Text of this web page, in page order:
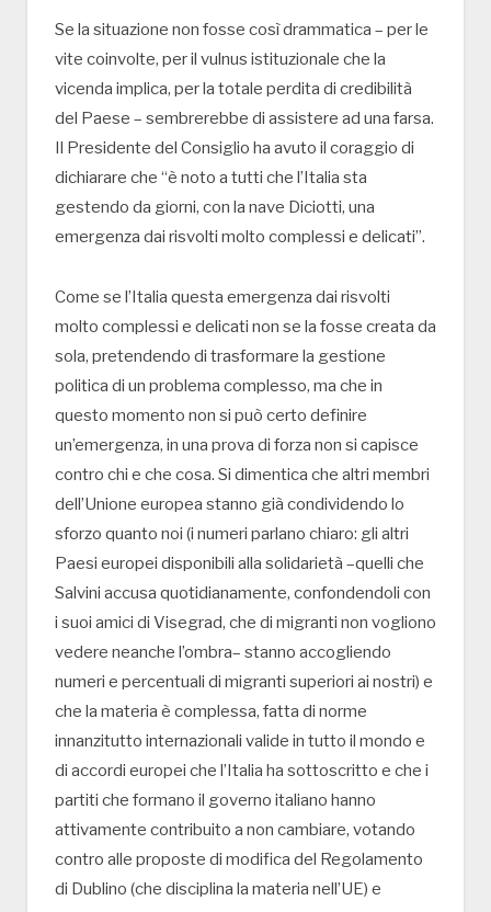
Se la situazione non fosse così drammatica – per le
vite coinvolte, per il vulnus istituzionale che la
vicenda implica, per la totale perdita di credibilità
del Paese – sembrerebbe di assistere ad una farsa.
Il Presidente del Consiglio ha avuto il coraggio di
dichiarare che “è noto a tutti che l’Italia sta
gestendo da giorni, con la nave Diciotti, una
emergenza dai risvolti molto complessi e delicati”.
Come se l’Italia questa emergenza dai risvolti
molto complessi e delicati non se la fosse creata da
sola, pretendendo di trasformare la gestione
politica di un problema complesso, ma che in
questo momento non si può certo definire
un’emergenza, in una prova di forza non si capisce
contro chi e che cosa. Si dimentica che altri membri
dell’Unione europea stanno già condividendo lo
sforzo quanto noi (i numeri parlano chiaro: gli altri
Paesi europei disponibili alla solidarietà –quelli che
Salvini accusa quotidianamente, confondendoli con
i suoi amici di Visegrad, che di migranti non vogliono
vedere neanche l’ombra– stanno accogliendo
numeri e percentuali di migranti superiori ai nostri) e
che la materia è complessa, fatta di norme
innanzitutto internazionali valide in tutto il mondo e
di accordi europei che l’Italia ha sottoscritto e che i
partiti che formano il governo italiano hanno
attivamente contribuito a non cambiare, votando
contro alle proposte di modifica del Regolamento
di Dublino (che disciplina la materia nell’UE) e